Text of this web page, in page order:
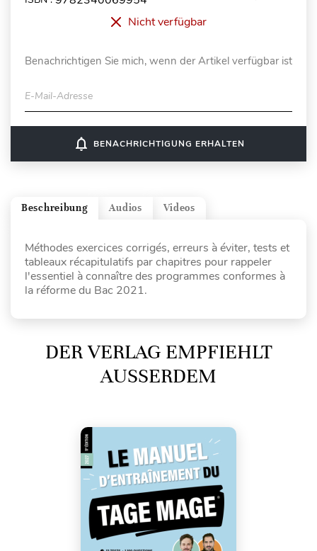
Nicht verfügbar
Benachrichtigen Sie mich, wenn der Artikel verfügbar ist
E-Mail-Adresse
notifications_none BENACHRICHTIGUNG ERHALTEN
Videos
Audios
Beschreibung
Méthodes exercices corrigés, erreurs à éviter, tests et
tableaux récapitulatifs par chapitres pour rappeler
l'essentiel à connaître des programmes conformes à
la réforme du Bac 2021.
DER VERLAG EMPFIEHLT
AUSSERDEM